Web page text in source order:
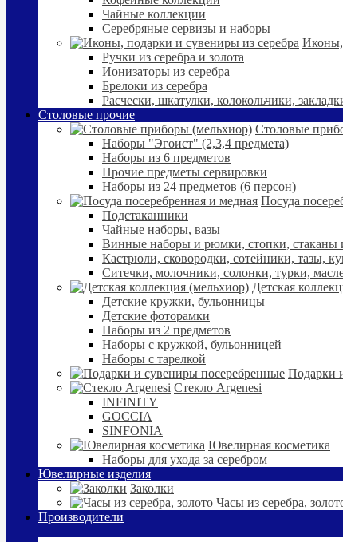
Чайные коллекции
Серебряные сервизы и наборы
Иконы,
Ручки из серебра и золота
Ионизаторы из серебра
Брелоки из серебра
Расчески, шкатулки, колокольчики,
Столовые прочие
Столовые
Наборы "Эгоист" (2,3,4 предмета)
Наборы из 6 предметов
Прочие предметы сервировки
Наборы из 24 предметов (6 персон)
Посуда
Подстаканники
Чайные наборы, вазы
Винные наборы и рюмки, стопки,
Кастрюли, сковородки, сотейники, тазы,
Ситечки, молочники, солонки, турки,
Детская
Детские кружки, бульонницы
Детские фоторамки
Наборы из 2 предметов
Наборы с кружкой, бульонницей
Наборы с тарелкой
Подарки
Стекло Argenesi
INFINITY
GOCCIA
SINFONIA
Ювелирная косметика
Наборы для ухода за серебром
Ювелирные изделия
Заколки
Часы из серебра,
Производители